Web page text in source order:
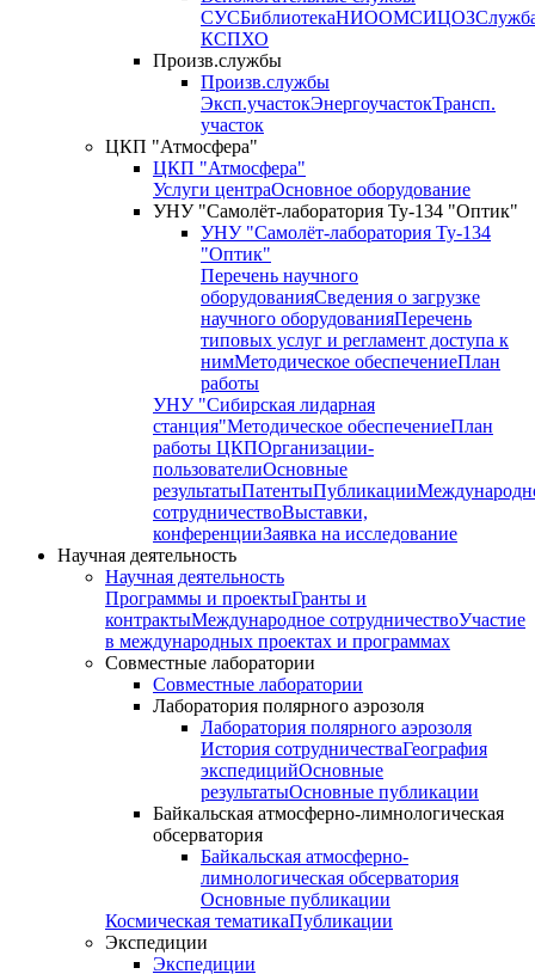
СУСБиблиотекаНИООМСИЦОЗ
КСПХО
Произв.службы
Произв.службы
Эксп.участокЭнергоучастокТрансп.
участок
ЦКП "Атмосфера"
ЦКП "Атмосфера"
Услуги центраОсновное оборудование
УНУ "Самолёт-лаборатория Ту-134 "Оптик"
УНУ "Самолёт-лаборатория Ту-134
"Оптик"
Перечень научного
оборудованияСведения о загрузке
научного оборудованияПеречень
типовых услуг и регламент доступа к
нимМетодическое обеспечениеПлан
работы
УНУ "Сибирская лидарная
станция"Методическое обеспечениеПлан
работы ЦКПОрганизации-
пользователиОсновные
результатыПатентыПубликации
сотрудничествоВыставки,
конференцииЗаявка на исследование
Научная деятельность
Научная деятельность
Программы и проектыГранты и
контрактыМеждународное сотрудничествоУчастие
в международных проектах и программах
Совместные лаборатории
Совместные лаборатории
Лаборатория полярного аэрозоля
Лаборатория полярного аэрозоля
История сотрудничестваГеография
экспедицийОсновные
результатыОсновные публикации
Байкальская атмосферно-лимнологическая
обсерватория
Байкальская атмосферно-
лимнологическая обсерватория
Основные публикации
Космическая тематикаПубликации
Экспедиции
Экспедиции